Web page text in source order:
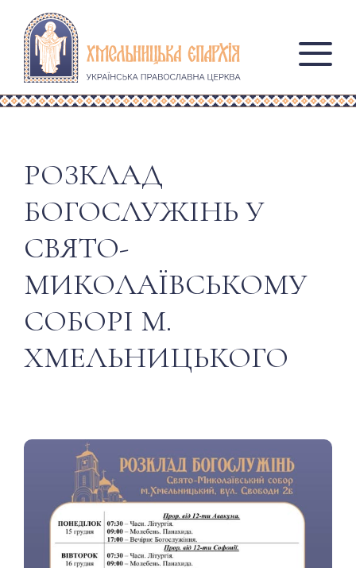
РОЗКЛАД
БОГОСЛУЖІНЬ У
СВЯТО-
МИКОЛАЇВСЬКОМУ
СОБОРІ М.
ХМЕЛЬНИЦЬКОГО